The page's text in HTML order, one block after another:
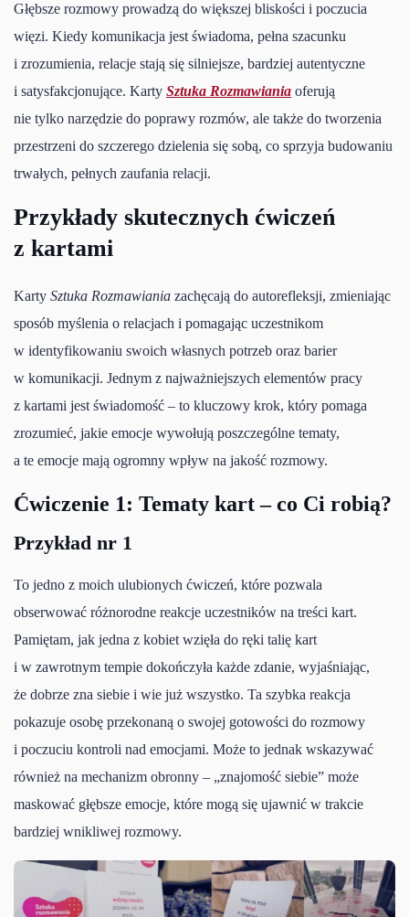
Głębsze rozmowy prowadzą do większej bliskości i poczucia
więzi. Kiedy komunikacja jest świadoma, pełna szacunku
i zrozumienia, relacje stają się silniejsze, bardziej autentyczne
i satysfakcjonujące. Karty Sztuka Rozmawiania oferują
nie tylko narzędzie do poprawy rozmów, ale także do tworzenia
przestrzeni do szczerego dzielenia się sobą, co sprzyja budowaniu
trwałych, pełnych zaufania relacji.
Przykłady skutecznych ćwiczeń
z kartami
Karty Sztuka Rozmawiania zachęcają do autorefleksji, zmieniając
sposób myślenia o relacjach i pomagając uczestnikom
w identyfikowaniu swoich własnych potrzeb oraz barier
w komunikacji. Jednym z najważniejszych elementów pracy
z kartami jest świadomość – to kluczowy krok, który pomaga
zrozumieć, jakie emocje wywołują poszczególne tematy,
a te emocje mają ogromny wpływ na jakość rozmowy.
Ćwiczenie 1: Tematy kart – co Ci robią?
Przykład nr 1
To jedno z moich ulubionych ćwiczeń, które pozwala
obserwować różnorodne reakcje uczestników na treści kart.
Pamiętam, jak jedna z kobiet wzięła do ręki talię kart
i w zawrotnym tempie dokończyła każde zdanie, wyjaśniając,
że dobrze zna siebie i wie już wszystko. Ta szybka reakcja
pokazuje osobę przekonaną o swojej gotowości do rozmowy
i poczuciu kontroli nad emocjami. Może to jednak wskazywać
również na mechanizm obronny – „znajomość siebie” może
maskować głębsze emocje, które mogą się ujawnić w trakcie
bardziej wnikliwej rozmowy.